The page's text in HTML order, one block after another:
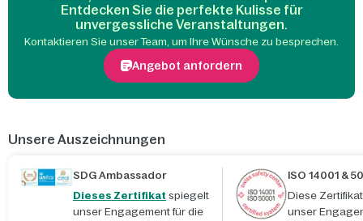
Entdecken Sie die perfekte Kulisse für
unvergessliche Veranstaltungen.
Kontaktieren Sie unser Team, um Ihre Wünsche zu besprechen.
Angebot anfordern
Unsere Auszeichnungen
SDG Ambassador
Dieses Zertifikat spiegelt
unser Engagement für die
ISO 14001 &
Diese
unser